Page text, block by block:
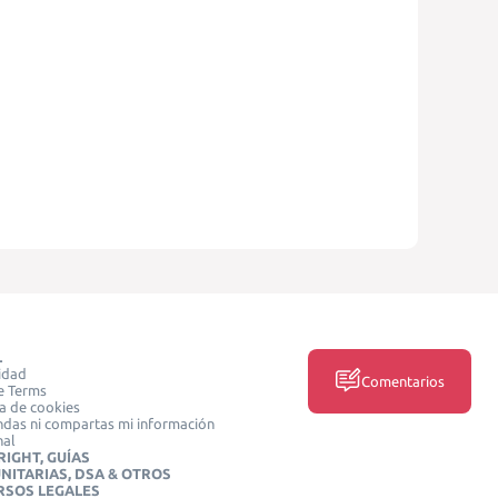
Terms
de cookies
ni compartas mi información
GUÍAS
DSA & OTROS
LEGALES
Comentarios